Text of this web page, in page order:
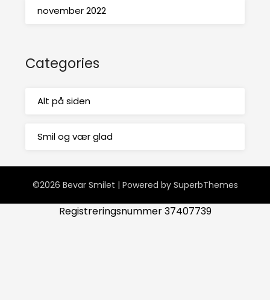
november 2022
Categories
Alt på siden
Smil og vær glad
©2026 Bevar Smilet | Powered by SuperbThemes
Registreringsnummer 37407739